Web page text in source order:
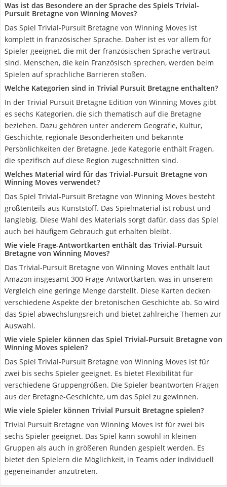
Was ist das Besondere an der Sprache des Spiels Trivial-
Pursuit Bretagne von Winning Moves?
Das Spiel Trivial-Pursuit Bretagne von Winning Moves ist
komplett in französischer Sprache. Daher ist es vor allem für
Spieler geeignet, die mit der französischen Sprache vertraut
sind. Menschen, die kein Französisch sprechen, werden beim
Spielen auf sprachliche Barrieren stoßen.
Welche Kategorien sind in Trivial Pursuit Bretagne enthalten?
In der Trivial Pursuit Bretagne Edition von Winning Moves gibt
es sechs Kategorien, die sich thematisch auf die Bretagne
beziehen. Dazu gehören unter anderem Geografie, Kultur,
Geschichte, regionale Besonderheiten und bekannte
Persönlichkeiten der Bretagne. Jede Kategorie enthält Fragen,
die spezifisch auf diese Region zugeschnitten sind.
Welches Material wird für das Trivial-Pursuit Bretagne von
Winning Moves verwendet?
Das Spiel Trivial-Pursuit Bretagne von Winning Moves besteht
größtenteils aus Kunststoff. Das Spielmaterial ist robust und
langlebig. Diese Wahl des Materials sorgt dafür, dass das Spiel
auch bei häufigem Gebrauch gut erhalten bleibt.
Wie viele Frage-Antwortkarten enthält das Trivial-Pursuit
Bretagne von Winning Moves?
Das Trivial-Pursuit Bretagne von Winning Moves enthält laut
Amazon insgesamt 300 Frage-Antwortkarten, was in unserem
Vergleich eine geringe Menge darstellt. Diese Karten decken
verschiedene Aspekte der bretonischen Geschichte ab. So wird
das Spiel abwechslungsreich und bietet zahlreiche Themen zur
Auswahl.
Wie viele Spieler können das Spiel Trivial-Pursuit Bretagne von
Winning Moves spielen?
Das Spiel Trivial-Pursuit Bretagne von Winning Moves ist für
zwei bis sechs Spieler geeignet. Es bietet Flexibilität für
verschiedene Gruppengrößen. Die Spieler beantworten Fragen
aus der Bretagne-Geschichte, um das Spiel zu gewinnen.
Wie viele Spieler können Trivial Pursuit Bretagne spielen?
Trivial Pursuit Bretagne von Winning Moves ist für zwei bis
sechs Spieler geeignet. Das Spiel kann sowohl in kleinen
Gruppen als auch in größeren Runden gespielt werden. Es
bietet den Spielern die Möglichkeit, in Teams oder individuell
gegeneinander anzutreten.